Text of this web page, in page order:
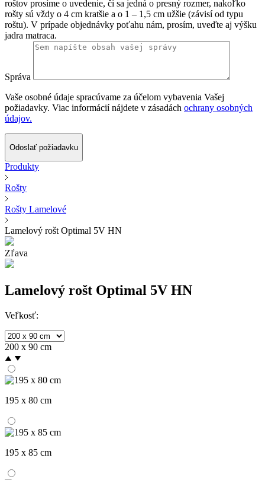
roštov prosíme o uvedenie, či sa jedná o presný rozmer, nakoľko
rošty sú vždy o 4 cm kratšie a o 1 – 1,5 cm užšie (závisí od typu
roštu). V prípade objednávky poťahu nám, prosím, uveďte aj výšku
jadra matraca.
Správa
Vaše osobné údaje spracúvame za účelom vybavenia Vašej
požiadavky. Viac informácií nájdete v zásadách ochrany osobných
údajov.
Odoslať požiadavku
Produkty
Rošty
Rošty Lamelové
Lamelový rošt Optimal 5V HN
Zľava
Lamelový rošt Optimal 5V HN
Veľkosť:
200 x 90 cm
195 x 80 cm
195 x 85 cm